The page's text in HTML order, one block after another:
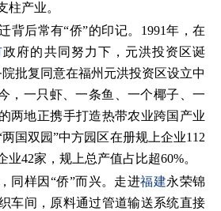
柱产业。
背后常有“侨”的印记。1991年，在
政府的共同努力下，元洪投资区诞
批复同意在福州元洪投资区设立中
，一只虾、一条鱼、一个椰子、一
两地正携手打造热带农业跨国产业
国双园”中方园区在册规上企业112
42家，规上总产值占比超60%。
同样因“侨”而兴。走进福建永荣锦
车间，原料通过管道输送系统直接